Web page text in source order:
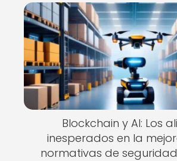
Blockchain y AI: Los
inesperados en la
normativas de